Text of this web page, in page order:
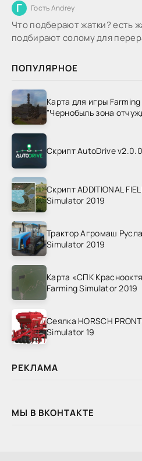
Г Гость Andrey
Что подберают жатки? есть
подбирают солому для
ПОПУЛЯРНОЕ
Карта для игры
"Чернобыль зона
Скрипт AutoDrive
Скрипт ADDITIONAL
Simulator 2019
Трактор Агромаш
Simulator 2019
Карта «СПК
Farming Simulator 2019
Сеялка HORSCH
Simulator 19
РЕКЛАМА
МЫ В ВКОНТАКТЕ